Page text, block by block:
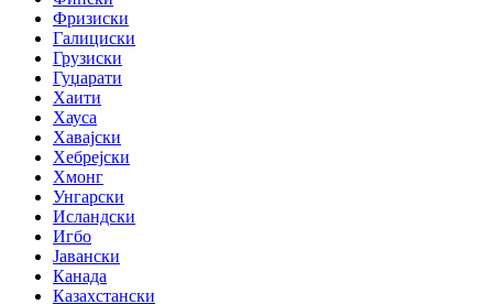
Фризиски
Галициски
Грузиски
Гуџарати
Хаити
Хауса
Хавајски
Хебрејски
Хмонг
Унгарски
Исландски
Игбо
Јавански
Канада
Казахстански